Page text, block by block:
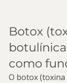
Botox
como
O botox